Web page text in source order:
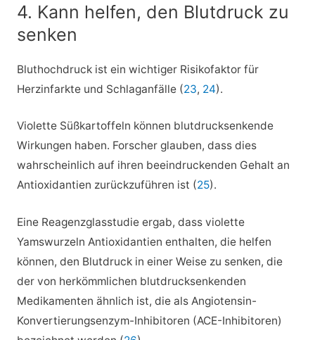
4. Kann helfen, den Blutdruck zu
senken
Bluthochdruck ist ein wichtiger Risikofaktor für
Herzinfarkte und Schlaganfälle (23, 24).
Violette Süßkartoffeln können blutdrucksenkende
Wirkungen haben. Forscher glauben, dass dies
wahrscheinlich auf ihren beeindruckenden Gehalt an
Antioxidantien zurückzuführen ist (25).
Eine Reagenzglasstudie ergab, dass violette
Yamswurzeln Antioxidantien enthalten, die helfen
können, den Blutdruck in einer Weise zu senken, die
der von herkömmlichen blutdrucksenkenden
Medikamenten ähnlich ist, die als Angiotensin-
Konvertierungsenzym-Inhibitoren (ACE-Inhibitoren)